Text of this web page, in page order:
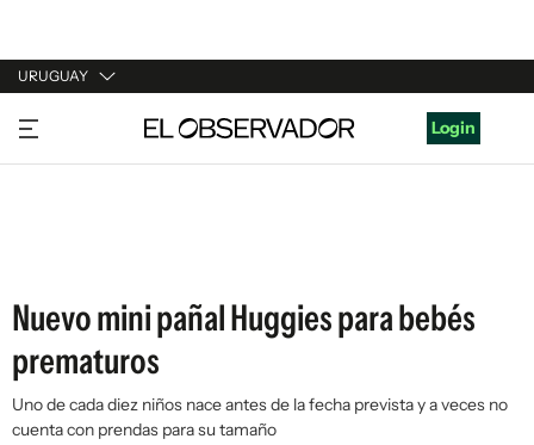
URUGUAY
URUGUAY
ARGENTINA
Login
Nuevo mini pañal Huggies para bebés
prematuros
Uno de cada diez niños nace antes de la fecha prevista y a veces no
cuenta con prendas para su tamaño